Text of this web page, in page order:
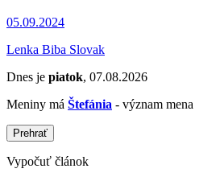
05.09.2024
Lenka Biba Slovak
Dnes je piatok, 07.08.2026
Meniny má Štefánia - význam mena
Prehrať
Vypočuť článok